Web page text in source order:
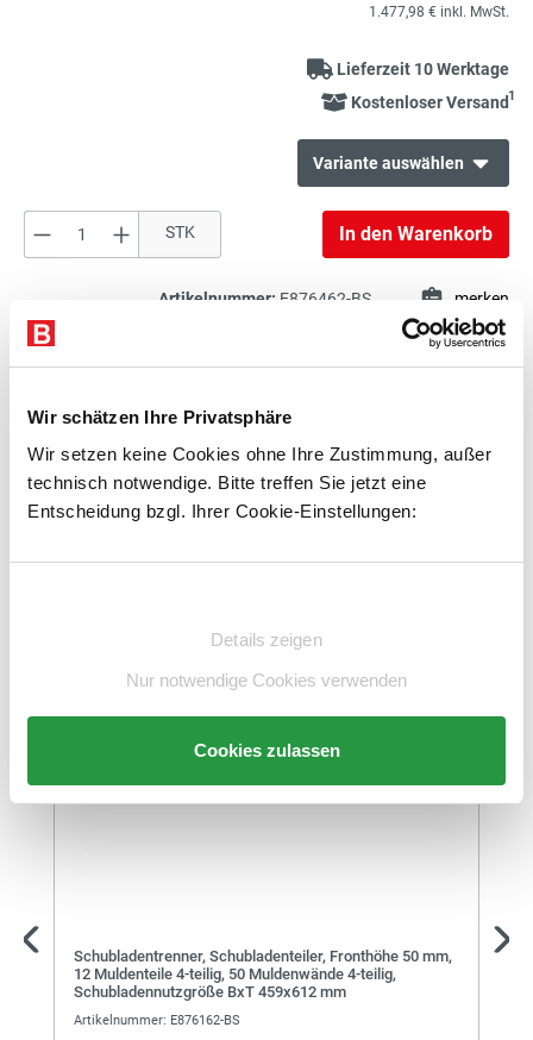
Wir schätzen Ihre Privatsphäre
Wir setzen keine Cookies ohne Ihre Zustimmung, außer
technisch notwendige. Bitte treffen Sie jetzt eine
Entscheidung bzgl. Ihrer Cookie-Einstellungen:
Details zeigen
Nur notwendige Cookies verwenden
Cookies zulassen
1.477,98 € inkl. MwSt.
Lieferzeit 10 Werktage
Kostenloser Versand1
Variante auswählen
1.659,00 €*
1.974,21 € inkl. MwSt.
Produkt Anzahl: Gib den gewünschten
STK In den Warenkorb
Artikelnummer: E876462-BS merken
Technische Daten
Zubehör
Beratung
Schubladentrenner, Schubladenteiler, Fronthöhe 50 mm,
12 Muldenteile 4-teilig, 50 Muldenwände 4-teilig,
Schubladennutzgröße BxT 459x612 mm
Artikelnummer: E876162-BS